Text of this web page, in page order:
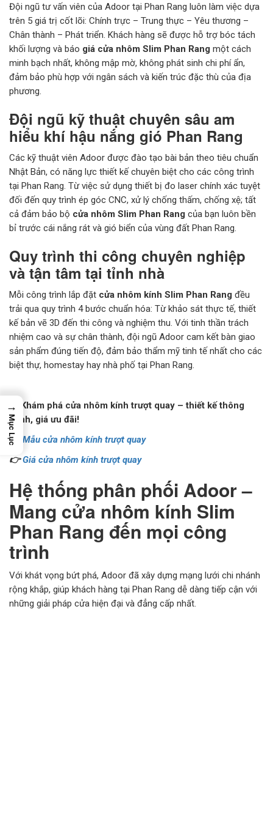
Đội ngũ tư vấn viên của Adoor tại Phan Rang luôn làm việc dựa
trên 5 giá trị cốt lõi: Chính trực – Trung thực – Yêu thương –
Chân thành – Phát triển. Khách hàng sẽ được hỗ trợ bóc tách
khối lượng và báo giá cửa nhôm Slim Phan Rang một cách
minh bạch nhất, không mập mờ, không phát sinh chi phí ẩn,
đảm bảo phù hợp với ngân sách và kiến trúc đặc thù của địa
phương.
Đội ngũ kỹ thuật chuyên sâu am
hiểu khí hậu nắng gió Phan Rang
Các kỹ thuật viên Adoor được đào tạo bài bản theo tiêu chuẩn
Nhật Bản, có năng lực thiết kế chuyên biệt cho các công trình
tại Phan Rang. Từ việc sử dụng thiết bị đo laser chính xác tuyệt
đối đến quy trình ép góc CNC, xử lý chống thấm, chống xệ; tất
cả đảm bảo bộ cửa nhôm Slim Phan Rang của bạn luôn bền
bỉ trước cái nắng rát và gió biển của vùng đất Phan Rang.
Quy trình thi công chuyên nghiệp
và tận tâm tại tỉnh nhà
Mỗi công trình lắp đặt cửa nhôm kính Slim Phan Rang đều
trải qua quy trình 4 bước chuẩn hóa: Từ khảo sát thực tế, thiết
kế bản vẽ 3D đến thi công và nghiệm thu. Với tinh thần trách
nhiệm cao và sự chân thành, đội ngũ Adoor cam kết bàn giao
sản phẩm đúng tiến độ, đảm bảo thẩm mỹ tinh tế nhất cho các
biệt thự, homestay hay nhà phố tại Phan Rang.
🚪 Khám phá cửa nhôm kính trượt quay – thiết kế thông
minh, giá ưu đãi!
👉
Mẫu cửa nhôm kính trượt quay
👉 Giá cửa nhôm kính trượt quay
Hệ thống phân phối Adoor –
Mang cửa nhôm kính Slim
Phan Rang đến mọi công
trình
Với khát vọng bứt phá, Adoor đã xây dựng mạng lưới chi nhánh
rộng khắp, giúp khách hàng tại Phan Rang dễ dàng tiếp cận với
những giải pháp cửa hiện đại và đẳng cấp nhất.
→
Mục Lục